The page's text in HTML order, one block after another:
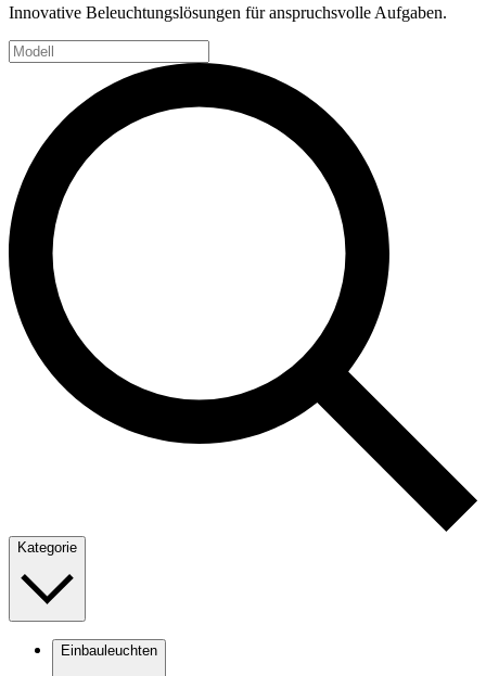
Innovative Beleuchtungslösungen für anspruchsvolle Aufgaben.
Kategorie
Einbauleuchten